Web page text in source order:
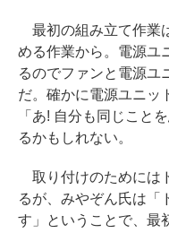
最初の組み立て作業
める作業から。電源ユ
るのでファンと電源ユ
だ。確かに電源ユニッ
「あ! 自分も同じこと
るかもしれない。
取り付けのためには
るが、みやぞん氏は「
す」ということで、最